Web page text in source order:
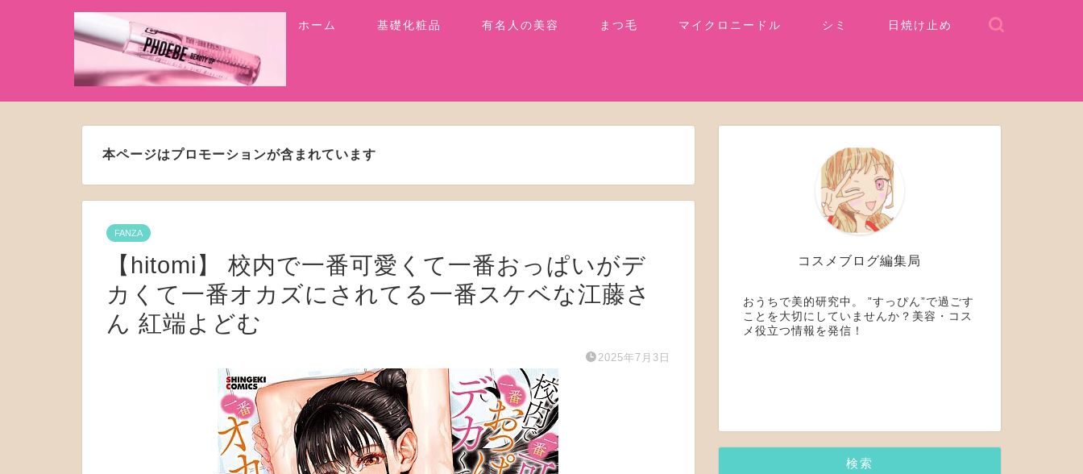
ホーム 基礎化粧品 有名人の美容 まつ毛 マイクロニードル シミ 日焼け止め
本ページはプロモーションが含まれています
FANZA
【hitomi】 校内で一番可愛くて一番おっぱいがデ
カくて一番オカズにされてる一番スケベな江藤さ
ん 紅端よどむ
2025年7月3日
コスメブログ編集局
おうちで美的研究中。 ”すっぴん”で過ごす
ことを大切にしていませんか？美容・コス
メ役立つ情報を発信！
検索